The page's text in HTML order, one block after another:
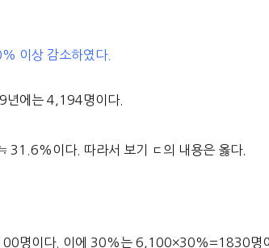
이상 감소하였다.
년에는 4,194명이다.
31.6%이다. 따라서 보기 ㄷ의 내용은 옳다.
명이다. 이에 30%는 6,100×30%=1830명이